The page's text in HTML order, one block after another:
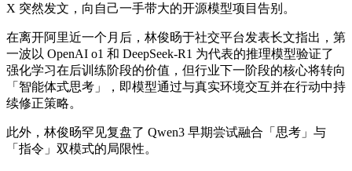
X 突然发文，向自己一手带大的开源模型项目告别。
在离开阿里近一个月后，林俊旸于社交平台发表长文指出，第
一波以 OpenAI o1 和 DeepSeek-R1 为代表的推理模型验证了
强化学习在后训练阶段的价值，但行业下一阶段的核心将转向
「智能体式思考」，即模型通过与真实环境交互并在行动中持
续修正策略。
此外，林俊旸罕见复盘了 Qwen3 早期尝试融合「思考」与
「指令」双模式的局限性。